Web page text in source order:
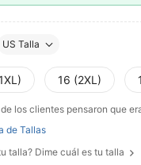
US Talla
16 (2XL)
de los clientes pensaron que
de Tallas
talla? Dime cuál es tu talla